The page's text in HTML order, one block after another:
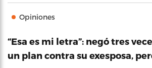
Opiniones
“Esa es mi letra”: negó tres
un plan contra su exesposa,